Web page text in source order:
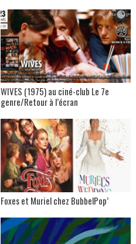
WIVES (1975) au ciné-club Le 7e
genre/Retour à l’écran
Foxes et Muriel chez BubbelPop’